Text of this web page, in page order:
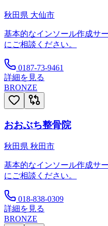
秋田県 大仙市
基本的なインソール作成サ
にご相談ください。
0187-73-9461
詳細を見る
BRONZE
おおぶち整骨院
秋田県 秋田市
基本的なインソール作成サ
にご相談ください。
018-838-0309
詳細を見る
BRONZE